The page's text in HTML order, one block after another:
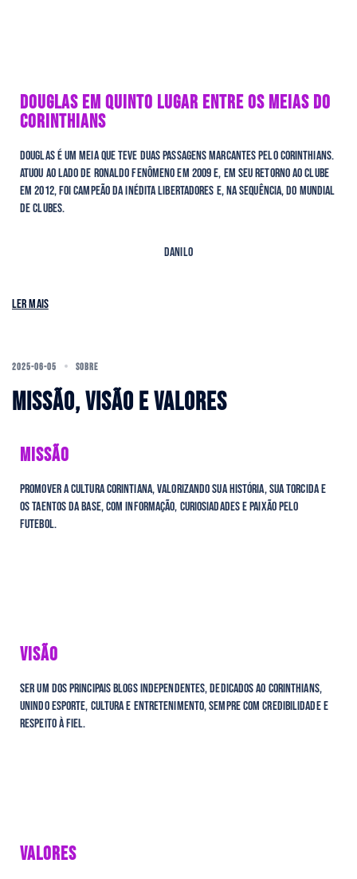
DOUGLAS EM QUINTO LUGAR ENTRE OS MEIAS DO
CORINTHIANS
Douglas é um meia que teve duas passagens marcantes pelo Corinthians.
Atuou ao lado de Ronaldo Fenômeno em 2009 e, em seu retorno ao clube
em 2012, foi campeão da inédita Libertadores e, na sequência, do Mundial
de Clubes.
Danilo
Ler mais
2025-06-05 SOBRE
MISSÃO, VISÃO E VALORES
MISSÃO
Promover a cultura corintiana, valorizando sua história, sua torcida e
os taentos da base, com informação, curiosiadades e paixão pelo
futebol.
VISÃO
Ser um dos principais blogs independentes, dedicados ao Corinthians,
unindo esporte, cultura e entretenimento, sempre com credibilidade e
respeito à fiel.
VALORES